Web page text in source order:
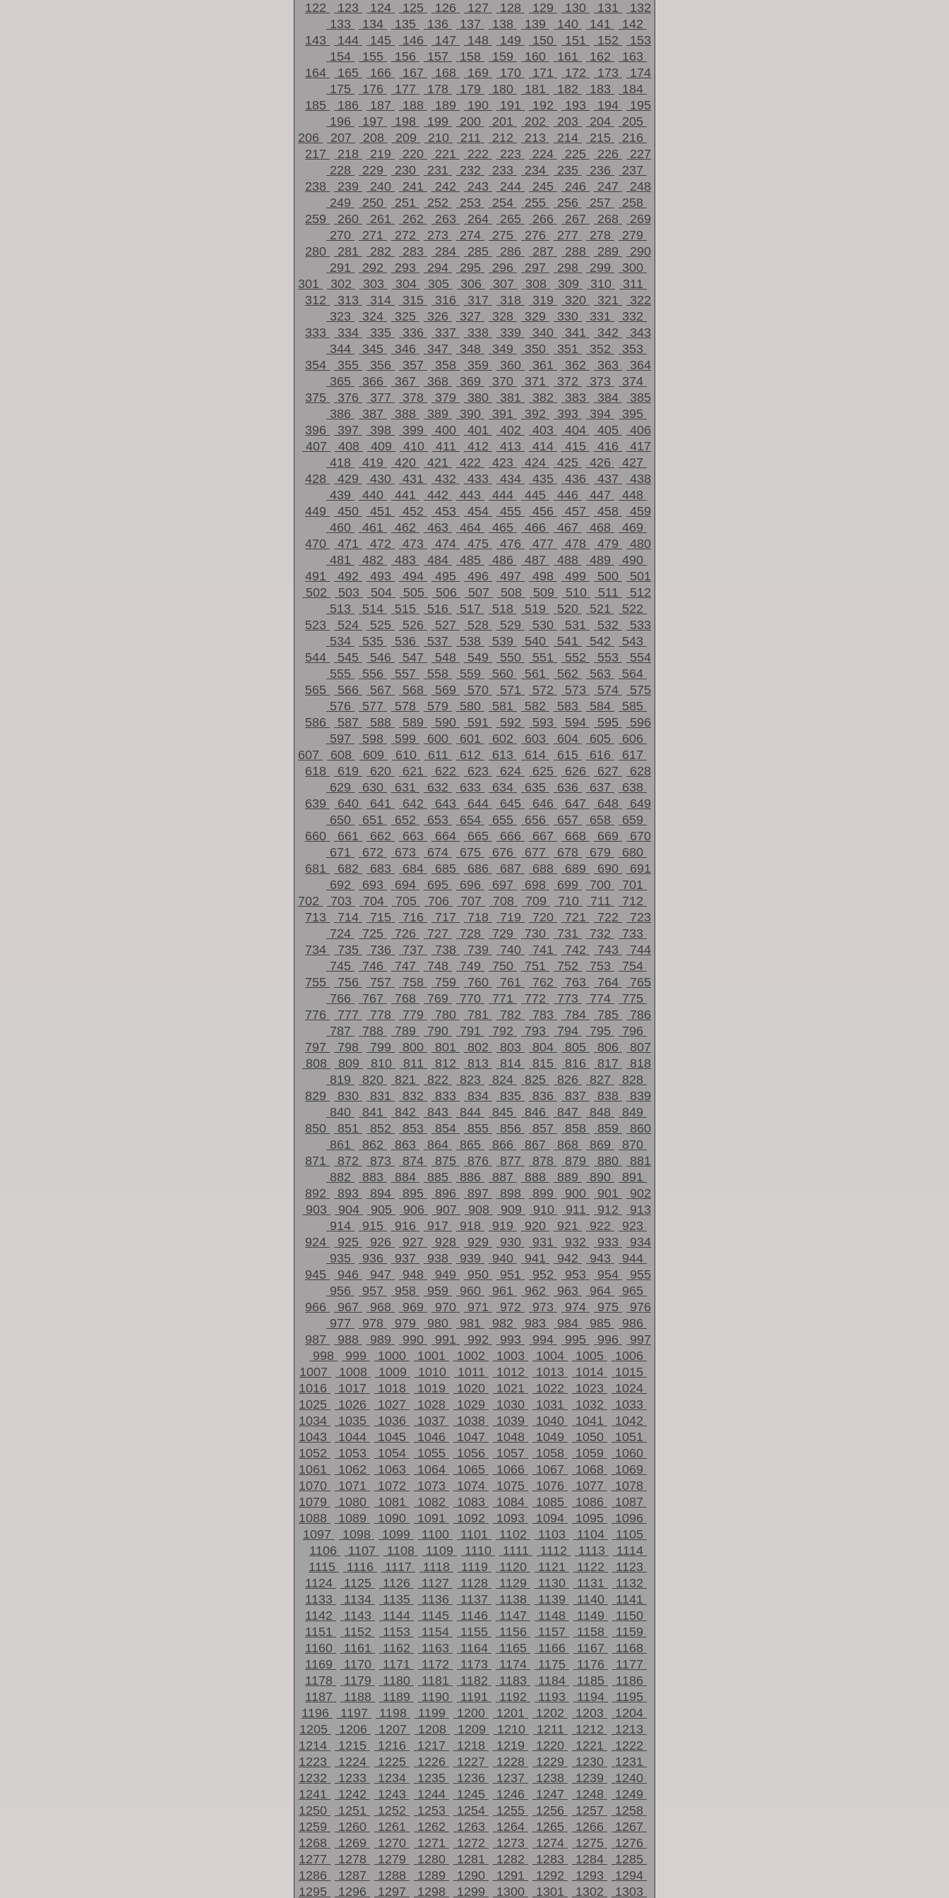
122
123 124 125 126 127 128 129 130 131
132
133
134 135 136 137 138 139 140 141
142
143
144 145 146 147 148 149 150 151 152
153
154
155 156 157 158 159 160 161 162
163
164
165 166 167 168 169 170 171 172 173
174
175
176 177 178 179 180 181 182 183
184
185
186 187 188 189 190 191 192 193 194
195
196
197 198 199 200 201 202 203 204
205
206
207 208 209 210 211 212 213 214 215
216
217
218 219 220 221 222 223 224 225 226
227
228
229 230 231 232 233 234 235 236
237
238
239 240 241 242 243 244 245 246 247
248
249
250 251 252 253 254 255 256 257
258
259
260 261 262 263 264 265 266 267 268
269
270
271 272 273 274 275 276 277 278
279
280
281 282 283 284 285 286 287 288 289
290
291
292 293 294 295 296 297 298 299
300
301
302 303 304 305 306 307 308 309 310
311
312
313 314 315 316 317 318 319 320 321
322
323
324 325 326 327 328 329 330 331
332
333
334 335 336 337 338 339 340 341 342
343
344
345 346 347 348 349 350 351 352
353
354
355 356 357 358 359 360 361 362 363
364
365
366 367 368 369 370 371 372 373
374
375
376 377 378 379 380 381 382 383 384
385
386
387 388 389 390 391 392 393 394
395
396
397 398 399 400 401 402 403 404 405
406
407
408 409 410 411 412 413 414 415 416
417
418
419 420 421 422 423 424 425 426
427
428
429 430 431 432 433 434 435 436 437
438
439
440 441 442 443 444 445 446 447
448
449
450 451 452 453 454 455 456 457 458
459
460
461 462 463 464 465 466 467 468
469
470
471 472 473 474 475 476 477 478 479
480
481
482 483 484 485 486 487 488 489
490
491
492 493 494 495 496 497 498 499 500
501
502
503 504 505 506 507 508 509 510 511
512
513
514 515 516 517 518 519 520 521
522
523
524 525 526 527 528 529 530 531 532
533
534
535 536 537 538 539 540 541 542
543
544
545 546 547 548 549 550 551 552 553
554
555
556 557 558 559 560 561 562 563
564
565
566 567 568 569 570 571 572 573 574
575
576
577 578 579 580 581 582 583 584
585
586
587 588 589 590 591 592 593 594 595
596
597
598 599 600 601 602 603 604 605
606
607
608 609 610 611 612 613 614 615 616
617
618
619 620 621 622 623 624 625 626 627
628
629
630 631 632 633 634 635 636 637
638
639
640 641 642 643 644 645 646 647 648
649
650
651 652 653 654 655 656 657 658
659
660
661 662 663 664 665 666 667 668 669
670
671
672 673 674 675 676 677 678 679
680
681
682 683 684 685 686 687 688 689 690
691
692
693 694 695 696 697 698 699 700
701
702
703 704 705 706 707 708 709 710 711
712
713
714 715 716 717 718 719 720 721 722
723
724
725 726 727 728 729 730 731 732
733
734
735 736 737 738 739 740 741 742 743
744
745
746 747 748 749 750 751 752 753
754
755
756 757 758 759 760 761 762 763 764
765
766
767 768 769 770 771 772 773 774
775
776
777 778 779 780 781 782 783 784 785
786
787
788 789 790 791 792 793 794 795
796
797
798 799 800 801 802 803 804 805 806
807
808
809 810 811 812 813 814 815 816 817
818
819
820 821 822 823 824 825 826 827
828
829
830 831 832 833 834 835 836 837 838
839
840
841 842 843 844 845 846 847 848
849
850
851 852 853 854 855 856 857 858 859
860
861
862 863 864 865 866 867 868 869
870
871
872 873 874 875 876 877 878 879 880
881
882
883 884 885 886 887 888 889 890
891
892
893 894 895 896 897 898 899 900 901
902
903
904 905 906 907 908 909 910 911 912
913
914
915 916 917 918 919 920 921 922
923
924
925 926 927 928 929 930 931 932 933
934
935
936 937 938 939 940 941 942 943
944
945
946 947 948 949 950 951 952 953 954
955
956
957 958 959 960 961 962 963 964
965
966
967 968 969 970 971 972 973 974 975
976
977
978 979 980 981 982 983 984 985
986
987
988 989 990 991 992 993 994 995 996
997
998
999 1000 1001 1002 1003 1004 1005
1006
1007
1008 1009 1010 1011 1012 1013 1014
1015
1016
1017 1018 1019 1020 1021 1022 1023
1024
1025
1026 1027 1028 1029 1030 1031 1032
1033
1034
1035 1036 1037 1038 1039 1040 1041
1042
1043
1044 1045 1046 1047 1048 1049 1050
1051
1052
1053 1054 1055 1056 1057 1058 1059
1060
1061
1062 1063 1064 1065 1066 1067 1068
1069
1070
1071 1072 1073 1074 1075 1076 1077
1078
1079
1080 1081 1082 1083 1084 1085 1086
1087
1088
1089 1090 1091 1092 1093 1094 1095
1096
1097
1098 1099 1100 1101 1102 1103 1104
1105
1106
1107 1108 1109 1110 1111 1112 1113
1114
1115
1116 1117 1118 1119 1120 1121 1122
1123
1124
1125 1126 1127 1128 1129 1130 1131
1132
1133
1134 1135 1136 1137 1138 1139 1140
1141
1142
1143 1144 1145 1146 1147 1148 1149
1150
1151
1152 1153 1154 1155 1156 1157 1158
1159
1160
1161 1162 1163 1164 1165 1166 1167
1168
1169
1170 1171 1172 1173 1174 1175 1176
1177
1178
1179 1180 1181 1182 1183 1184 1185
1186
1187
1188 1189 1190 1191 1192 1193 1194
1195
1196
1197 1198 1199 1200 1201 1202 1203
1204
1205
1206 1207 1208 1209 1210 1211 1212
1213
1214
1215 1216 1217 1218 1219 1220 1221
1222
1223
1224 1225 1226 1227 1228 1229 1230
1231
1232
1233 1234 1235 1236 1237 1238 1239
1240
1241
1242 1243 1244 1245 1246 1247 1248
1249
1250
1251 1252 1253 1254 1255 1256 1257
1258
1259
1260 1261 1262 1263 1264 1265 1266
1267
1268
1269 1270 1271 1272 1273 1274 1275
1276
1277
1278 1279 1280 1281 1282 1283 1284
1285
1286
1287 1288 1289 1290 1291 1292 1293
1294
1295
1296 1297 1298 1299 1300 1301 1302 1303